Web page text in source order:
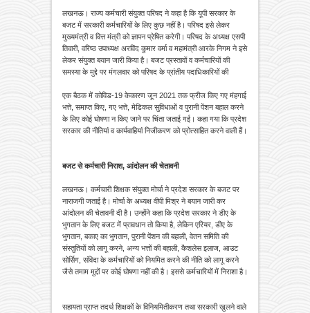
लखनऊ। राज्य कर्मचारी संयुक्त परिषद ने कहा है कि यूपी सरकार के
बजट में सरकारी कर्मचारियों के लिए कुछ नहीं है। परिषद इसे लेकर
मुख्यमंत्री व वित्त मंत्री को ज्ञापन प्रेषित करेगी। परिषद के अध्यक्ष एसपी
तिवारी, वरिष्ठ उपाध्यक्ष अरविंद कुमार वर्मा व महामंत्री आरके निगम ने इसे
लेकर संयुक्त बयान जारी किया है। बजट प्रस्तावों व कर्मचारियों की
समस्या के मुद्दे पर मंगलवार को परिषद के प्रांतीय पदाधिकारियों की
एक बैठक में कोविड-19 केकारण जून 2021 तक फ्रीज किए गए मंहगाई
भत्ते, समाप्त किए, गए भत्ते, मेडिकल सुविधाओं व पुरानी पेंशन बहाल करने
के लिए कोई घोषणा न किए जाने पर चिंता जताई गई। कहा गया कि प्रदेश
सरकार की नीतियां व कार्यवाहियां निजीकरण को प्रोत्साहित करने वाली हैं।
बजट से कर्मचारी निराश, आंदोलन की चेतावनी
लखनऊ। कर्मचारी शिक्षक संयुक्त मोर्चा ने प्रदेश सरकार के बजट पर
नाराजगी जताई है। मोर्चा के अध्यक्ष वीपी मिश्र ने बयान जारी कर
आंदोलन की चेतावनी दी है। उन्होंने कहा कि प्रदेश सरकार ने डीए के
भुगतान के लिए बजट में प्रावधान तो किया है, लेकिन एरियर, डीए के
भुगतान, बकाए का भुगतान, पुरानी पेंशन की बहाली, वेतन समिति की
संस्तुतियों को लागू करने, अन्य भत्तों की बहाली, कैशलेस इलाज, आउट
सोर्सिग, संविदा के कर्मचारियों को नियमित करने की नीति को लागू करने
जैसे तमाम मुद्दों पर कोई घोषणा नहीं की है। इससे कर्मचारियों में निराशा है।
सहायता प्राप्त तदर्थ शिक्षकों के विनियमितीकरण तथा सरकारी खुलने वाले